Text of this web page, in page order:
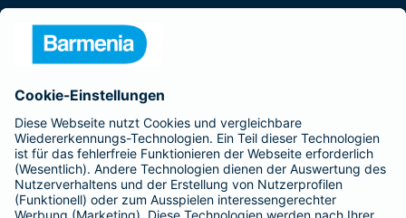
Barmenia ist Teil der BarmeniaGothaer
BELIEBTE SEITEN
Kranken-Zusatzversicherung
Tierversicherungen
Haftpflichtversicherung